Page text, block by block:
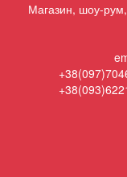
Магазин, шоу-рум,